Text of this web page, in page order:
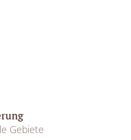
Gebiete